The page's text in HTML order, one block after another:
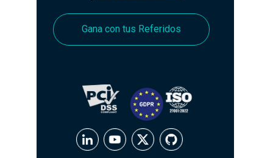
Gana con tus Referidos